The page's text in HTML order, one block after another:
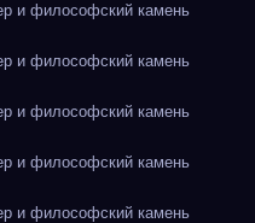
и философский камень
и философский камень
и философский камень
и философский камень
и философский камень